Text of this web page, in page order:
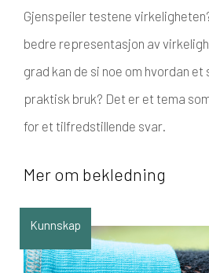
Gjenspeiler testene
bedre representasjon av
grad kan de si noe om hvordan
praktisk bruk? Det er et tema
for et tilfredstillende svar.
Mer om bekledning
Kunnskap